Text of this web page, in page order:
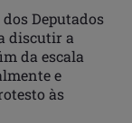
Deputados
discutir a
da escala
e
às